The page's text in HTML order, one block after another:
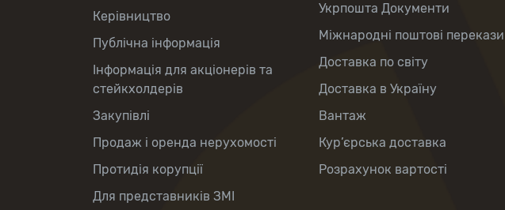
Керівництво
Публічна інформація
Інформація для акціонерів та
стейкхолдерів
Закупівлі
Продаж і оренда нерухомості
Протидія корупції
Для представників ЗМІ
Укрпошта Документи
Міжнародні поштові перекази
Доставка по світу
Доставка в Україну
Вантаж
Кур’єрська доставка
Розрахунок вартості